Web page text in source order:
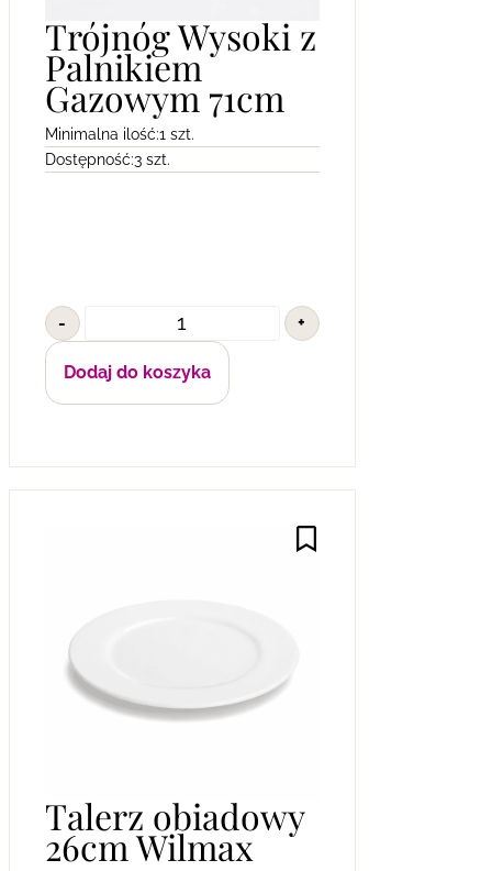
Trójnóg Wysoki z
Palnikiem
Gazowym 71cm
Minimalna ilość:1 szt.
Dostępność:3 szt.
- +
Dodaj do koszyka
Talerz obiadowy
26cm Wilmax